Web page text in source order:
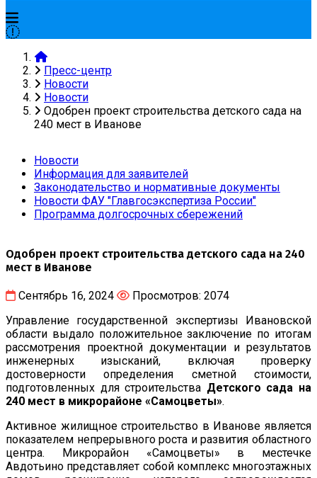
Пресс-центр
Новости
Новости
Одобрен проект строительства детского сада на
240 мест в Иванове
Новости
Информация для заявителей
Законодательство и нормативные документы
Новости ФАУ "Главгосэкспертиза России"
Программа долгосрочных сбережений
Одобрен проект строительства детского сада на 240
мест в Иванове
Сентябрь 16, 2024
Просмотров: 2074
Управление государственной экспертизы Ивановской
области выдало положительное заключение по итогам
рассмотрения проектной документации и результатов
инженерных изысканий, включая проверку
достоверности определения сметной стоимости,
подготовленных для строительства Детского сада на
240 мест в микрорайоне «Самоцветы».
Активное жилищное строительство в Иванове является
показателем непрерывного роста и развития областного
центра. Микрорайон «Самоцветы» в местечке
Авдотьино представляет собой комплекс многоэтажных